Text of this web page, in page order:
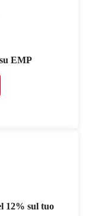
EMP
12% sul tuo